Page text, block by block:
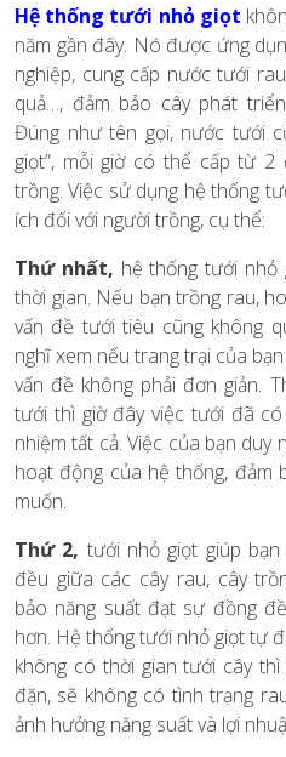
Hệ thống tưới nhỏ giọt
năm gần đây. Nó được ứng
nghiệp, cung cấp nước tưới
quả…, đảm bảo cây phát
Đúng như tên gọi, nước tưới
giọt”, mỗi giờ có thể cấp từ
trồng. Việc sử dụng hệ thống
ích đối với người trồng, cụ thể:
Thứ nhất, hệ thống tưới nhỏ
thời gian. Nếu bạn trồng rau,
vấn đề tưới tiêu cũng không
nghĩ xem nếu trang trại của
vấn đề không phải đơn giản.
tưới thì giờ đây việc tưới đã
nhiệm tất cả. Việc của bạn duy
hoạt động của hệ thống, đảm
muốn.
Thứ 2, tưới nhỏ giọt giúp
đều giữa các cây rau, cây
bảo năng suất đạt sự đồng
hơn. Hệ thống tưới nhỏ giọt tự
không có thời gian tưới cây
đặn, sẽ không có tình trạng
ảnh hưởng năng suất và lợi